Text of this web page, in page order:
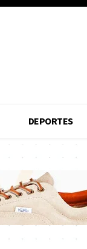
DEPORTES